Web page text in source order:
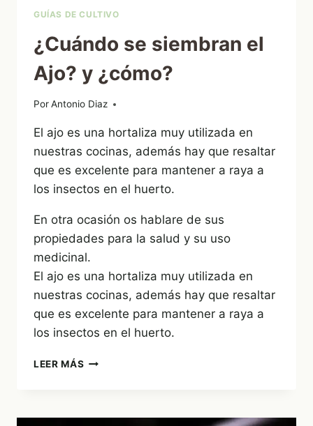
GUÍAS DE CULTIVO
¿Cuándo se siembran el
Ajo? y ¿cómo?
PorAntonio Diaz
25/01/2013
El ajo es una hortaliza muy utilizada en
nuestras cocinas, además hay que resaltar
que es excelente para mantener a raya a
los insectos en el huerto.
En otra ocasión os hablare de sus
propiedades para la salud y su uso
medicinal.
El ajo es una hortaliza muy utilizada en
nuestras cocinas, además hay que resaltar
que es excelente para mantener a raya a
los insectos en el huerto.
LEER MÁS ¿CUÁNDO
AJO?